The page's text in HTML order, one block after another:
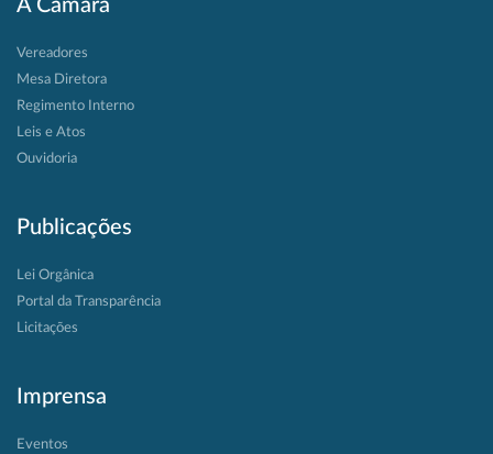
A Câmara
Vereadores
Mesa Diretora
Regimento Interno
Leis e Atos
Ouvidoria
Publicações
Lei Orgânica
Portal da Transparência
Licitações
Imprensa
Eventos